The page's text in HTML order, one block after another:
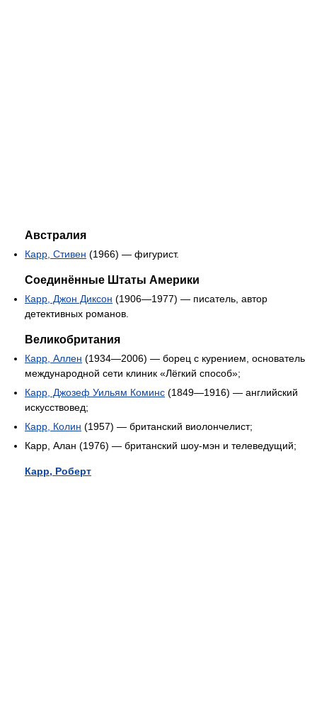
Австралия
Карр, Стивен (1966) — фигурист.
Соединённые Штаты Америки
Карр, Джон Диксон (1906—1977) — писатель, автор
детективных романов.
Великобритания
Карр, Аллен (1934—2006) — борец с курением, основатель
международной сети клиник «Лёгкий способ»;
Карр, Джозеф Уильям Коминс (1849—1916) — английский
искусствовед;
Карр, Колин (1957) — британский виолончелист;
Карр, Алан (1976) — британский шоу-мэн и телеведущий;
Карр, Роберт